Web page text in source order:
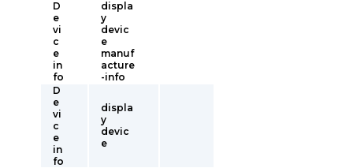
D
e
vi
c
e
in
fo
displa
y
devic
e
manuf
acture
-info
D
e
vi
c
e
in
fo
displa
y
devic
e